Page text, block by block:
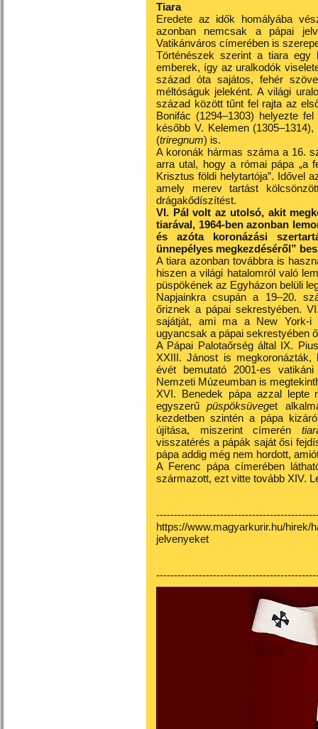
Tiara
Eredete az idők homályába
azonban nemcsak a pápai
Vatikánváros címerében is
Történészek szerint a tiara
emberek, így az uralkodók
század óta sajátos, fehér
méltóságuk jeleként. A világi
század között tűnt fel rajta az
Bonifác (1294–1303) helyezte
később V. Kelemen
(triregnum) is.
A koronák hármas száma a 16.
arra utal, hogy a római pápa „a
Krisztus földi helytartója”. Idővel
amely merev tartást
drágakődíszítést.
VI. Pál volt az utolsó, akit
tiarával, 1964-ben azonban
és azóta koronázási
ünnepélyes megkezdéséről”
A tiara azonban továbbra is
hiszen a világi hatalomról való
püspökének az Egyházon belüli
Napjainkra csupán a 19–20.
őriznek a pápai sekrestyében.
sajátját, ami ma a New York-i
ugyancsak a pápai sekrestyében
A Pápai Palotaőrség által IX.
XXIII. Jánost is
évét bemutató 2001-es
Nemzeti Múzeumban is
XVI. Benedek pápa azzal lepte
egyszerűpüspöksüveget
kezdetben szintén a pápa
újítása, miszerint címerén
visszatérés a pápák saját ősi
pápa addig még nem hordott,
A Ferenc pápa címerében
származott, ezt vitte tovább XIV.
https://www.magyarkurir.hu/hirek/
jelvenyeket